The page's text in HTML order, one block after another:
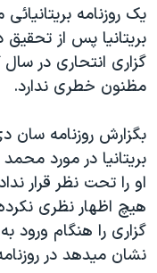
علم و فناوری
اسرائیل در جنگ
گالری عکس
رمز مهسا
ورزش زنان در ایران
اعتراضات زن، زندگی،
تریبونال مردمی آبان ۹۸
دادگاه حمید نوری
چهل سال گروگان‌گیری
قانون شفافیت دارائی
اعتراضات مردمی آبان ۹۸
زبانهای مختلف
يک روزنامه
بريتانيا پس از
گزاری انتحاری در
مظنون خطری ندارد.
بگزارش روزنامه سان
بريتانيا در مورد
او را تحت نظر قرار
هيچ اظهار نظری
گزاری را هنگام ورود
نشان ميدهد در